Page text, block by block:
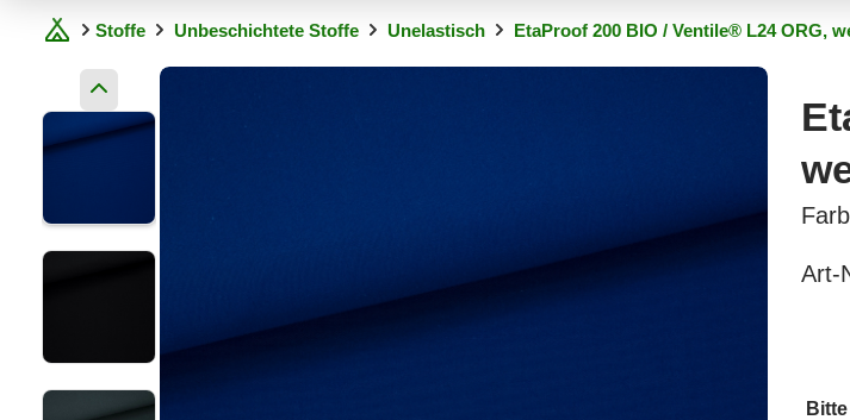
Stoffe Unbeschichtete Stoffe Unelastisch EtaProof 200 BIO / Ventile® L24 ORG,
Art-